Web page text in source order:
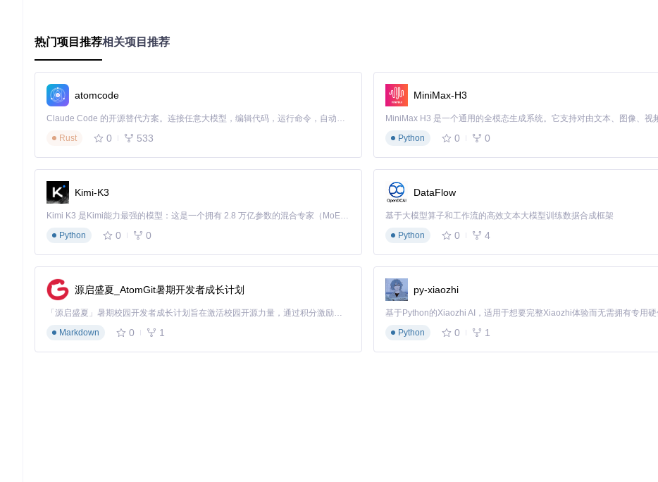
r"工具建立服务间关联→通过右侧属性面板调整元素配色与线条样式→导出为SVG格式嵌入技术文档。某金融科技公司通过此流程将架构设计文
期从3天缩短至4小时。
业务流程优化可视化
运营团队在梳理用户转化路径时，常需要分析多环节的流转逻辑。利用draw.io的"Flowchart"形状库和泳道功能，可构建跨部门的流程矩阵图。关
括：使用"Pool"工具创建部门泳道→拖放"Process"和"Decision"元素构建流程节点→通过"Text Tool"添加步骤说明→启用"Grid"辅助线保持布局整
PNG格式用于会议讨论。某电商企业通过这种可视化方式，成功识别出 checkout流程中的3处瓶颈，转化率提升15%。
教育知识图谱构建
教师在准备课程材料时，需要将知识点进行结构化呈现。draw.io的"Mind Map"形状库配合自由连接功能，可创建层次分明的知识图谱。实施方
择"Mind Map"模板→确定中心主题→通过"Enter"键快速创建子节点→使用不同颜色区分知识模块→添加"Note"元素补充详细说明→保存为可编辑
件便于后续更新。教育机构反馈，这种交互式知识图谱使学生知识点掌握率提高27%。
技术架构与性能优化
s）控制窗口管理和菜单交互，通过preload.js实现渲染进程与主进程的安全通信；扩展层提供形状库管理和插件系统，支持功能模块化扩展。这
核心功能与界面交互完全解耦，既保证了绘图引擎的稳定性，又为定制开发提供了灵活接口。
热门项目推荐相关项目推荐
atomcode
Claude Code 的开源替代方案。连接任意大模型，编辑代码，运行命令，自动验证 — 全自动执行。用 Rust 构建，极致性能。 ｜ An open-source alternative to Claude Code. Connect any LLM, edit code, run commands, and verify changes — autonomously. Built in Rust for speed. Get Started
Rust
0 533
MiniMax-H3
Python
0 0
Kimi-K3
Kimi K3 是Kimi能力最强的模型：这是一个拥有 2.8 万亿参数的混合专家（MoE）模型，具备原生视觉理解能力，并支持 100 万 token 的上下文窗口。
Python
0 0
DataFlow
基于大模型算子和工作流的高效文本大模型训练数据合成框架
Python
0 4
源启盛夏_AtomGit暑期开发者成长计划
「源启盛夏」暑期校园开发者成长计划旨在激活校园开源力量，通过积分激励、认证扶持、资源倾斜等形式，引导高校组织和开发者完成「入驻 — 建项目 — 做贡献 — 获认证 — 得资源」的完整闭环。无论你是想带领社团入驻平台的组织者，还是希望用代码贡献证明自己的开发者，都能在这里找到属于你的成长路径。
Markdown
0 1
py-xiaozhi
Python
0 1